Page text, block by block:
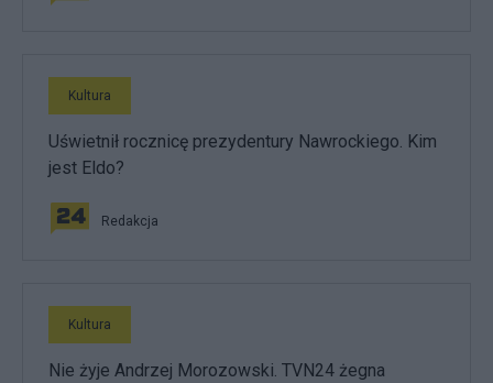
Kultura
Uświetnił rocznicę prezydentury Nawrockiego. Kim
jest Eldo?
Redakcja
Kultura
Nie żyje Andrzej Morozowski. TVN24 żegna